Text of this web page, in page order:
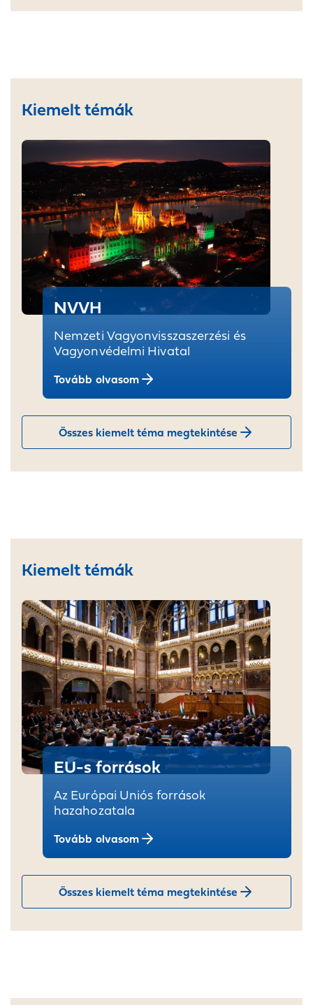
Kiemelt témák
NVVH
Nemzeti Vagyonvisszaszerzési és
Vagyonvédelmi Hivatal
Tovább olvasom
Összes kiemelt téma megtekintése
Kiemelt témák
EU-s források
Az Európai Uniós források
hazahozatala
Tovább olvasom
Összes kiemelt téma megtekintése